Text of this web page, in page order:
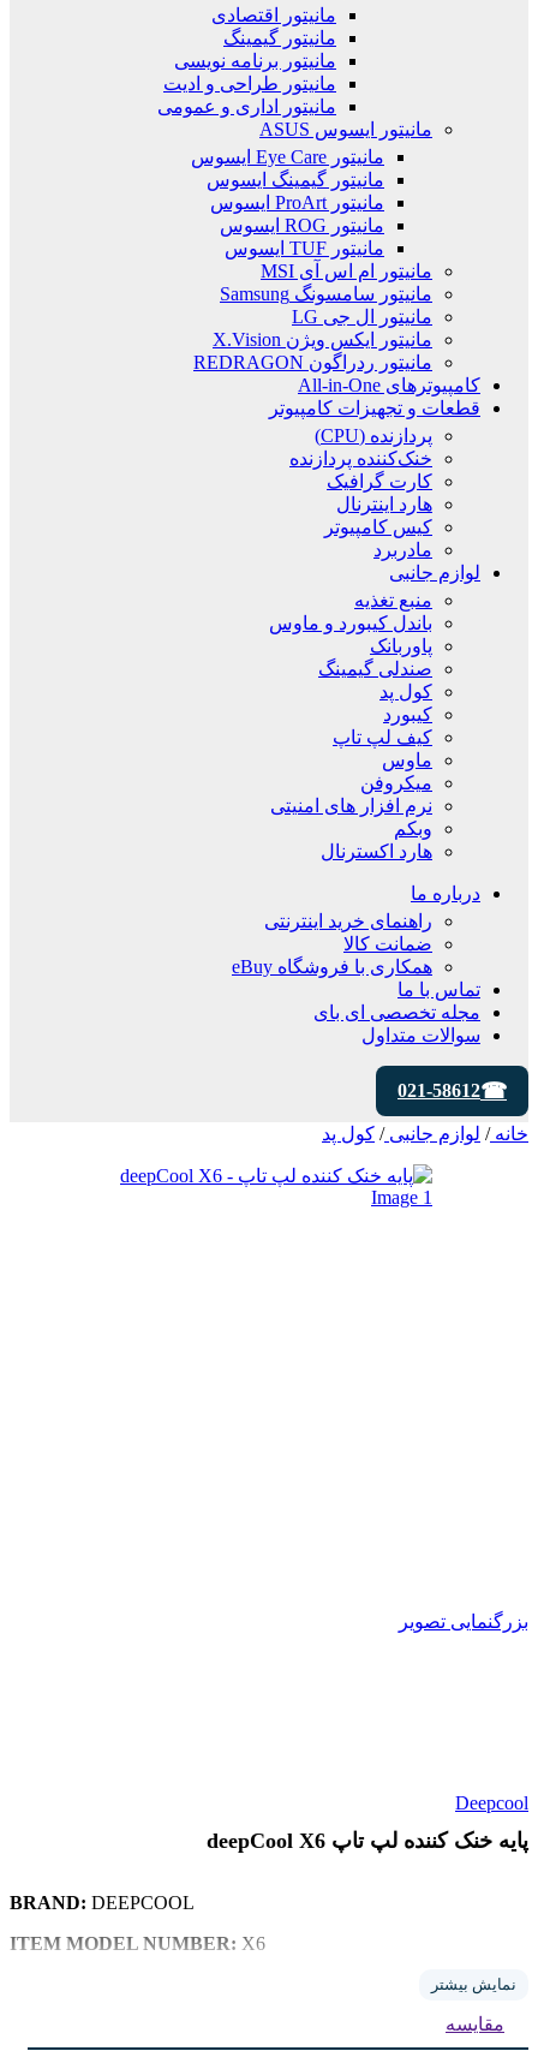
مانیتور اقتصادی
مانیتور گیمینگ
مانیتور برنامه نویسی
مانیتور طراحی و ادیت
مانیتور اداری و عمومی
مانیتور ایسوس ASUS
مانیتور Eye Care ایسوس
مانیتور گیمینگ ایسوس
مانیتور ProArt ایسوس
مانیتور ROG ایسوس
مانیتور TUF ایسوس
مانیتور ام اس آی MSI
مانیتور سامسونگ Samsung
مانیتور ال جی LG
مانیتور ایکس ویژن X.Vision
مانیتور ردراگون REDRAGON
کامپیوترهای All-in-One
قطعات و تجهیزات کامپیوتر
پردازنده (CPU)
خنک‌کننده پردازنده
کارت گرافیک
هارد اینترنال
کیس کامپیوتر
مادربرد
لوازم جانبی
منبع تغذیه
باندل کیبورد و ماوس
پاوربانک
صندلی گیمینگ
کول پد
کیبورد
کیف لپ تاپ
ماوس
میکروفن
نرم افزار های امنیتی
وبکم
هارد اکسترنال
درباره ما
راهنمای خرید اینترنتی
ضمانت کالا
همکاری با فروشگاه eBuy
تماس با ما
مجله تخصصی ای‌ بای
سوالات متداول
021-58612
خانه/ لوازم جانبی/ کول پد
بزرگنمایی تصویر
Deepcool
پایه خنک کننده لپ تاپ deepCool X6
BRAND: DEEPCOOL
ITEM MODEL NUMBER: X6
نمایش بیشتر
مقایسه